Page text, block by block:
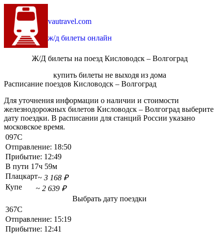
vautravel.com
ж/д билеты онлайн
Ж/Д билеты на поезд Кисловодск – Волгоград
купить билеты не выходя из дома
Расписание поездов Кисловодск – Волгоград
Для уточнения информации о наличии и стоимости
железнодорожных билетов Кисловодск – Волгоград выберите
дату поездки. В расписании для станций России указано
московское время.
097С
Отправление: 18:50
Прибытие: 12:49
В пути 17ч 59м
Плацкарт~ 3 168 ₽
Купе
~ 2 639 ₽
Выбрать дату поездки
367С
Отправление: 15:19
Прибытие: 12:41